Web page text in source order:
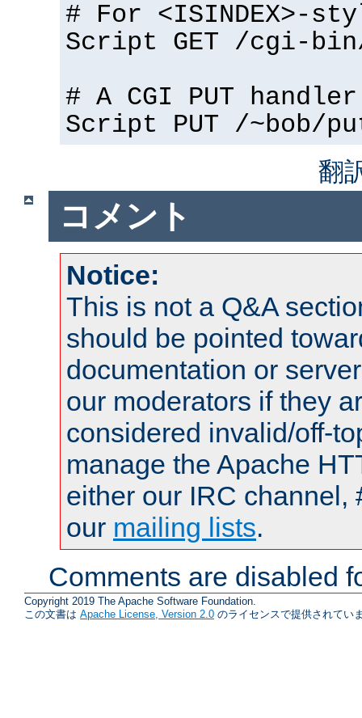
# For <ISINDEX>-
Script GET /cgi-
# A CGI PUT handler
Script PUT /~bob/
翻
コメント
Notice:
This is not a Q&A
should be pointed
documentation or
our moderators if they
considered invalid/off-
manage the Apache
either our IRC channel,
our mailing lists.
Comments are disabled
Copyright 2019 The Apache Software Foundation.
この文書は Apache License, Version 2.0 のライセンスで提供されてい